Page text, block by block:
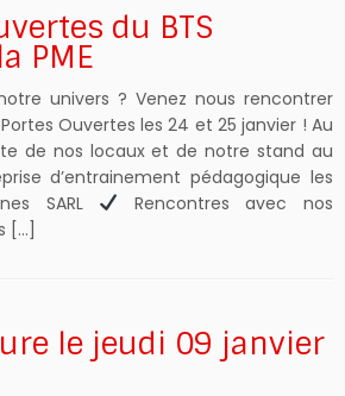
du BTS
PME
univers ? Venez nous rencontrer
Ouvertes les 24 et 25 janvier ! Au
de nos locaux et de notre stand au
d’entrainement pédagogique les
SARL
Rencontres avec nos
[…]
le jeudi 09 janvier